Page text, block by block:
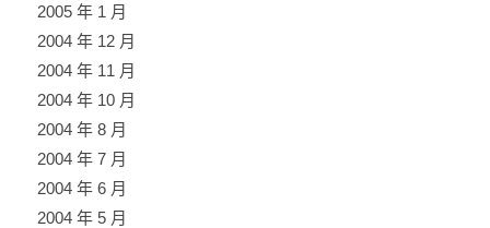
2005 年 1 月
2004 年 12 月
2004 年 11 月
2004 年 10 月
2004 年 8 月
2004 年 7 月
2004 年 6 月
2004 年 5 月